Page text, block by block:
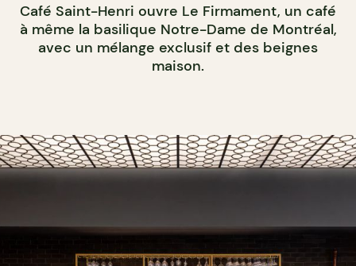
Café Saint-Henri ouvre Le Firmament, un café
à même la basilique Notre-Dame de Montréal,
avec un mélange exclusif et des beignes
maison.